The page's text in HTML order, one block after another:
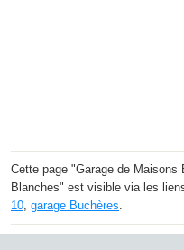
Cette page "Garage de Maisons
Blanches" est visible via les
10, garage Buchères.